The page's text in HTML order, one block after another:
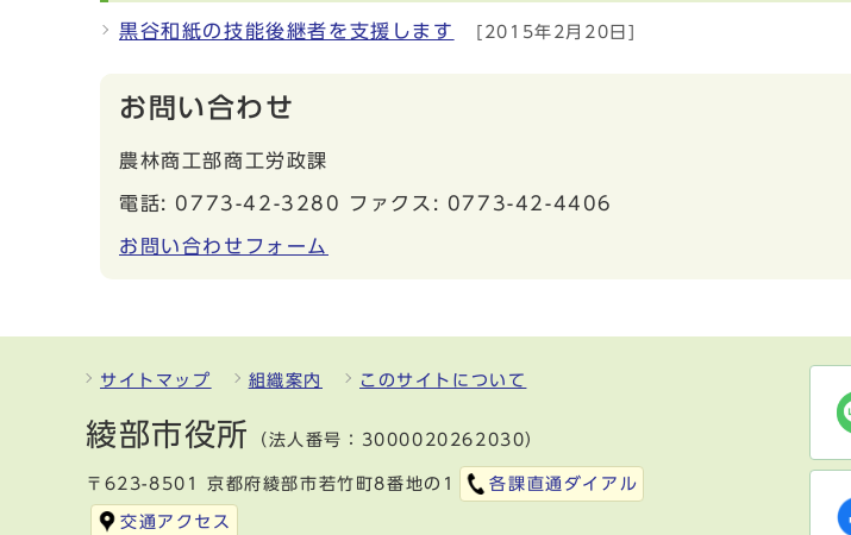
黒谷和紙の技能後継者を支援します [2015年2月20日]
お問い合わせ
農林商工部商工労政課
電話: 0773-42-3280 ファクス: 0773-42-4406
お問い合わせフォーム
サイトマップ 組織案内 このサイトについて
綾部市役所 （法人番号：3000020262030）
〒623-8501 京都府綾部市若竹町8番地の1 各課直通ダイアル
交通アクセス